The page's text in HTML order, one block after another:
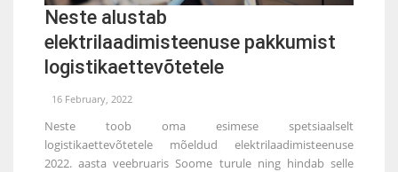
Neste alustab
elektrilaadimisteenuse pakkumist
logistikaettevõtetele
16 February, 2022
Neste toob oma esimese spetsiaalselt
logistikaettevõtetele mõeldud elektrilaadimisteenuse
2022. aasta veebruaris Soome turule ning hindab selle